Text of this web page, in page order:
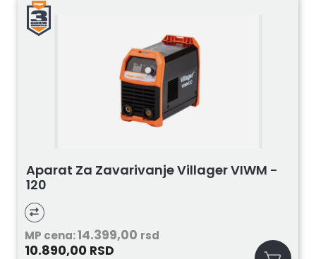
Aparat Za Zavarivanje Villager VIWM -
120
MP cena:14.399,00 rsd
10.890,00 RSD